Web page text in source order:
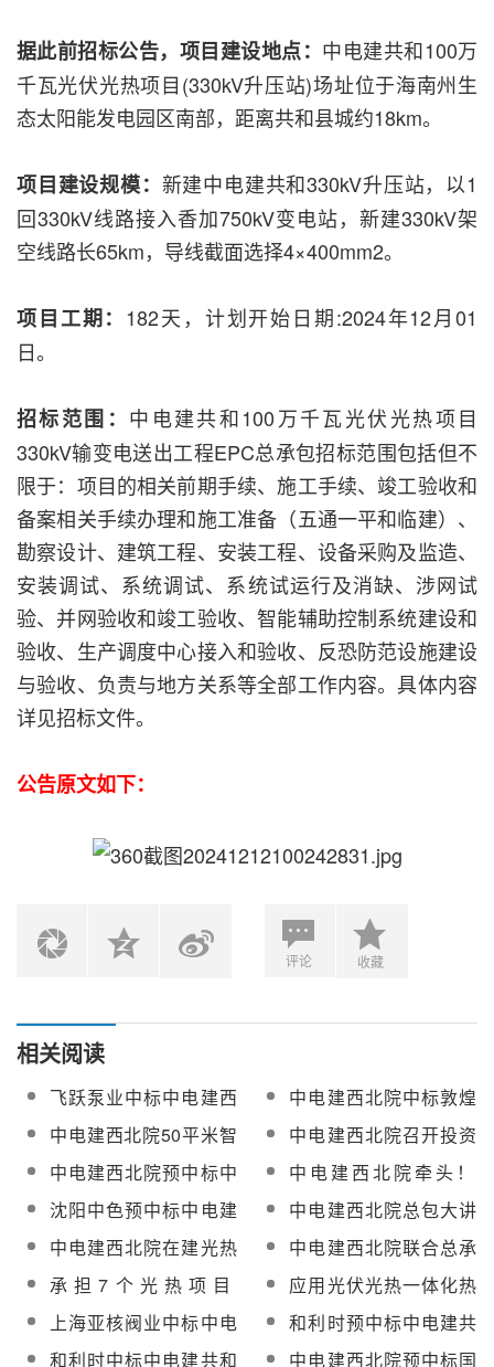
据此前招标公告，项目建设地点： 中电建共和100万
千瓦光伏光热项目(330kV升压站)场址位于海南州生
态太阳能发电园区南部，距离共和县城约18km。
项目建设规模： 新建中电建共和330kV升压站，以1
回330kV线路接入香加750kV变电站，新建330kV架
空线路长65km，导线截面选择4×400mm2。
项目工期： 182天，计划开始日期:2024年12月01
日。
招标范围： 中电建共和100万千瓦光伏光热项目
330kV输变电送出工程EPC总承包招标范围包括但不
限于：项目的相关前期手续、施工手续、竣工验收和
备案相关手续办理和施工准备（五通一平和临建）、
勘察设计、建筑工程、安装工程、设备采购及监造、
安装调试、系统调试、系统试运行及消缺、涉网试
验、并网验收和竣工验收、智能辅助控制系统建设和
验收、生产调度中心接入和验收、反恐防范设施建设
与验收、负责与地方关系等全部工作内容。具体内容
详见招标文件。
公告原文如下：
评论 收藏
相关阅读
飞跃泵业中标中电建西
北院青豫直流二期10万
千瓦光热工程疏盐泵
中电建西北院中标敦煌
光热及（100MW）光热
发电科技项目设计服务
中电建西北院50平米智
能定日镜及镜场控制系
统实证研究项目蒸汽发
生器设备采购项目竞谈
公告
中电建西北院召开投资
与造价专业委员会第八
届委员会第一次全体会
议暨技术交流会
中电建西北院预中标中
广核新能源德令哈尕海
240万千瓦风光热储虚
拟电厂调峰项目建议书
编制服务采购
中电建西北院牵头！
《塔式太阳能安全高效
光热转化与存储关键技
术及应用》获奖
沈阳中色预中标中电建
西北院50平米智能定日
镜及镜场控制系统实证
研究项目熔盐管道及设
备电伴热采购
中电建西北院总包大讲
堂 | 太阳能热发电工程
概算定额
中电建西北院在建光热
项目相继实现重要节点
目标
中电建西北院联合总承
包！三峡能源青豫直流
100MW光热工程倒送电
一次成功
承担7个光热项目
EPC！中电建西北院携
多个“多能互补”实践案例
应用光伏光热一体化热
泵系统！华北油田累计
节电超14万kWh
上海亚核阀业中标中电
建共和100万千瓦光伏
和利时预中标中电建共
和100万千瓦光伏光热
和利时中标中电建共和 中电建西北院预中标国